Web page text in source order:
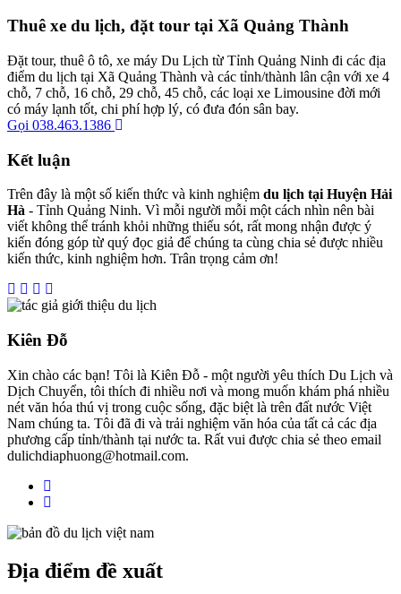
Thuê xe du lịch, đặt tour tại Xã Quảng Thành
Đặt tour, thuê ô tô, xe máy Du Lịch từ Tỉnh Quảng Ninh đi các địa
điểm du lịch tại Xã Quảng Thành và các tỉnh/thành lân cận với xe 4
chỗ, 7 chỗ, 16 chỗ, 29 chỗ, 45 chỗ, các loại xe Limousine đời mới
có máy lạnh tốt, chi phí hợp lý, có đưa đón sân bay.
Gọi 038.463.1386
Kết luận
Trên đây là một số kiến thức và kinh nghiệm du lịch tại Huyện Hải
Hà - Tỉnh Quảng Ninh. Vì mỗi người mỗi một cách nhìn nên bài
viết không thể tránh khỏi những thiếu sót, rất mong nhận được ý
kiến đóng góp từ quý đọc giả để chúng ta cùng chia sẻ được nhiều
kiến thức, kinh nghiệm hơn. Trân trọng cảm ơn!
Kiên Đỗ
Xin chào các bạn! Tôi là Kiên Đỗ - một người yêu thích Du Lịch và
Dịch Chuyển, tôi thích đi nhiều nơi và mong muốn khám phá nhiều
nét văn hóa thú vị trong cuộc sống, đặc biệt là trên đất nước Việt
Nam chúng ta. Tôi đã đi và trải nghiệm văn hóa của tất cả các địa
phương cấp tỉnh/thành tại nước ta. Rất vui được chia sẻ theo email
dulichdiaphuong@hotmail.com.
Địa điểm đề xuất